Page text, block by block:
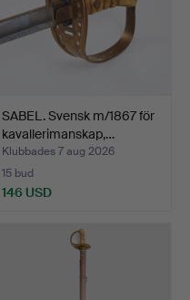
SABEL. Svensk m/1867 för
kavallerimanskap,…
Klubbades 7 aug 2026
15 bud
146 USD